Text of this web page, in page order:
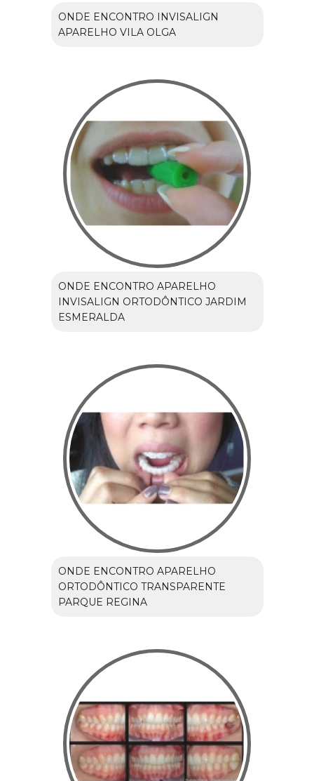
ONDE ENCONTRO INVISALIGN
APARELHO VILA OLGA
ONDE ENCONTRO APARELHO
INVISALIGN ORTODÔNTICO JARDIM
ESMERALDA
ONDE ENCONTRO APARELHO
ORTODÔNTICO TRANSPARENTE
PARQUE REGINA